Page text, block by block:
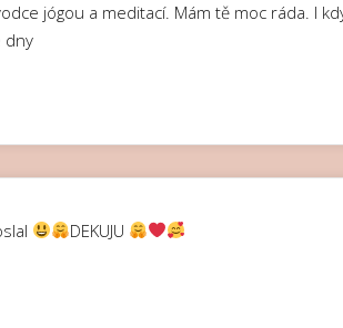
jógou a meditací. Mám tě moc ráda. I
dny
DEKUJU